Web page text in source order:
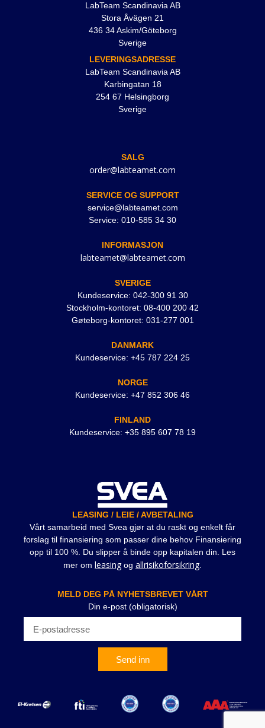
LabTeam Scandinavia AB
Stora Åvägen 21
436 34 Askim/Göteborg
Sverige
LEVERINGSADRESSE
LabTeam Scandinavia AB
Karbingatan 18
254 67 Helsingborg
Sverige
SALG
order@labteamet.com
SERVICE OG SUPPORT
service@labteamet.com
Service: 010-585 34 30
INFORMASJON
labteamet@labteamet.com
SVERIGE
Kundeservice: 042-300 91 30
Stockholm-kontoret: 08-400 200 42
Gøteborg-kontoret: 031-277 001
DANMARK
Kundeservice: +45 787 224 25
NORGE
Kundeservice: +47 852 306 46
FINLAND
Kundeservice: +35 895 607 78 19
LEASING / LEIE / AVBETALING
Vårt samarbeid med Svea gjør at du raskt og enkelt får
forslag til finansiering som passer dine behov Finansiering
opp til 100 %. Du slipper å binde opp kapitalen din. Les
mer om leasingog allrisikoforsikring.
MELD DEG PÅ NYHETSBREVET VÅRT
Din e-post (obligatorisk)
Send inn